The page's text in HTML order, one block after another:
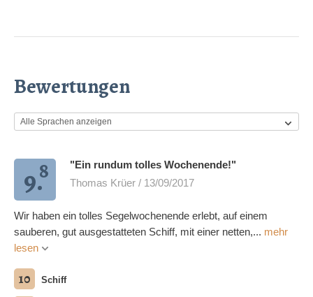
Bewertungen
9.8
"Ein rundum tolles Wochenende!"
Thomas Krüer / 13/09/2017
Wir haben ein tolles Segelwochenende erlebt, auf einem
sauberen, gut ausgestatteten Schiff, mit einer netten,... mehr
lesen
10 Schiff